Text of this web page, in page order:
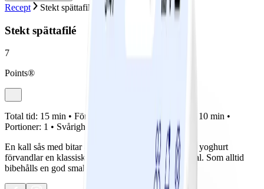
Recept Stekt spättafilé
Stekt spättafilé
7
Points®
Total tid: 15 min • Förberedelse:
10 min •
Portioner: 1 • Svårighetsgrad:
En kall sås med bitar av äpple och gurka baserad på yoghurt
förvandlar en klassisk, men ofta fet, rätt till ett bra val. Som alltid
bibehålls en god smak.